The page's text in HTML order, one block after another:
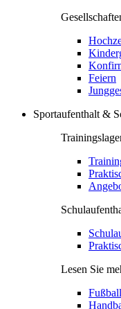
Feiern
Sportaufenthalt &
Lesen Sie
Fußball